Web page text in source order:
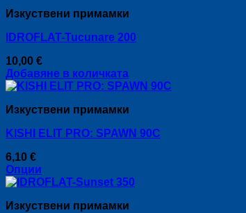
on
the
product
page
Изкуствени примамки
IDROFLAT-Tucunare 200
10,00 €
Добавяне в количката
Изкуствени примамки
KISHI ELIT PRO: SPAWN 90C
6,10 €
Опции
This
has
Изкуствени примамки